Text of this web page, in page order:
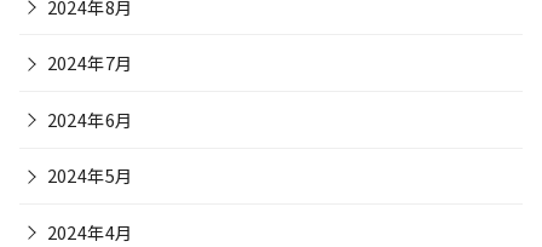
2024年8月
2024年7月
2024年6月
2024年5月
2024年4月